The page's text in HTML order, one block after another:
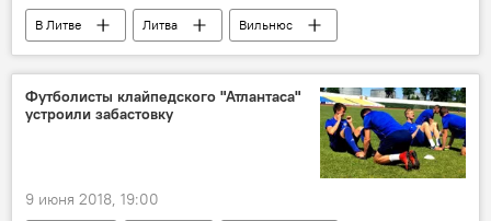
В Литве Литва
Вильнюс
Россия
Ремигиюс Шимашюс
Александр Удальцов
Виктор Успасских
Футболисты клайпедского "Атлантаса"
устроили забастовку
9 июня 2018, 19:00